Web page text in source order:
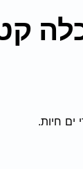
ים חיות.